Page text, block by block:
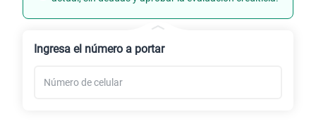
Ingresa el número a portar